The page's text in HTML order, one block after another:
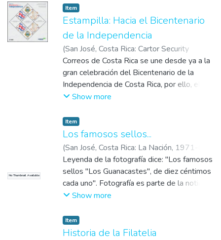
postal “Hacia el Bicentenario de la
Independencia”, la cual destaca las bellezas
de la fauna costarricense representada en
tres símbolos patrios: el yigüirro, el manatí y
el venado cola blanca.
Item
Estampilla: Hacia el Bicentenario
de la Independencia
(San José, Costa Rica: Cartor Security
Printing ,2017-09-14 )Correos de Costa
Rica
Correos de Costa Rica se une desde ya a la
gran celebración del Bicentenario de la
Independencia de Costa Rica, por ello, el 14
de setiembre, presentó la colección postal
Show more
No Thumbnail Available
Item
Los famosos sellos...
(San José, Costa Rica: La Nación, 1971-09-
14)
Leyenda de la fotografía dice: "Los famosos
sellos "Los Guanacastes", de diez céntimos
cada uno". Fotografía es parte de la noticia
titulada: "Más de dos millones de colones:
Show more
Item
Historia de la Filatelia